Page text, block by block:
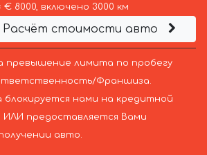
€ 8000, включено 3000 км
Расчёт стоимости авто
превышение лимита по пробегу
Франшиза.
блокируется нами на кредитной
ИЛИ предоставляется Вами
авто.